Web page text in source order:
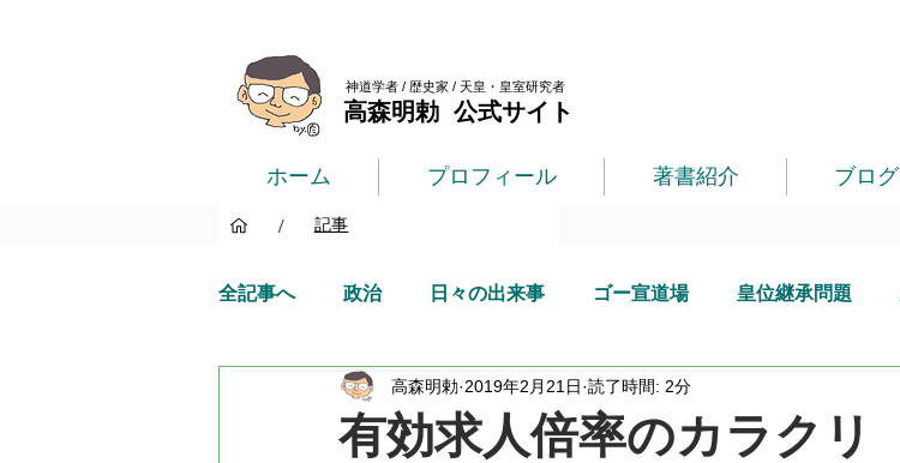
神道学者 / 歴史家 / 天皇・皇室研究者
高森明勅 公式サイト
ホーム プロフィール 著書紹介 ブログ
/ 記事
全記事へ 政治 日々の出来事 ゴー宣道場 皇位継承問題
有効求人倍率のカラクリ
高森明勅 2019年2月21日 読了時間: 2分